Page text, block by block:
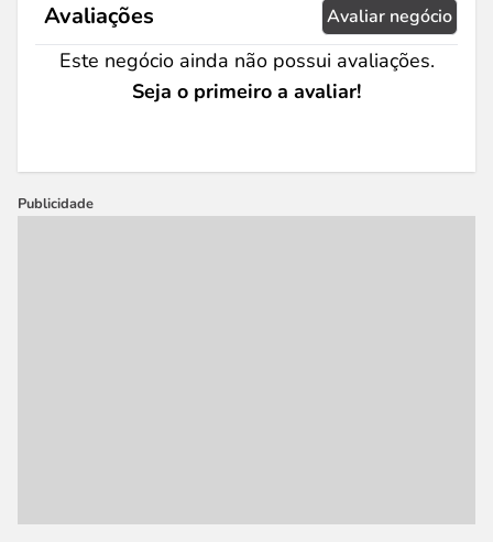
Avaliações Avaliar negócio
Este negócio ainda não possui avaliações.
Seja o primeiro a avaliar!
Publicidade